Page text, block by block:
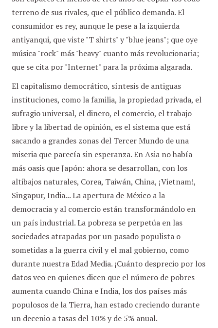
terreno de sus rivales, que el público demanda. El
consumidor es rey, aunque le pese a la izquierda
antiyanqui, que viste "T shirts" y "blue jeans"; que oye
música "rock" más "heavy" cuanto más revolucionaria;
que se cita por "Internet" para la próxima algarada.
El capitalismo democrático, síntesis de antiguas
instituciones, como la familia, la propiedad privada, el
sufragio universal, el dinero, el comercio, el trabajo
libre y la libertad de opinión, es el sistema que está
sacando a grandes zonas del Tercer Mundo de una
miseria que parecía sin esperanza. En Asia no había
más oasis que Japón: ahora se desarrollan, con los
altibajos naturales, Corea, Taiwán, China, ¡Vietnam!,
Singapur, India... La apertura de México a la
democracia y al comercio están transformándolo en
un país industrial. La pobreza se perpetúa en las
sociedades atrapadas por un pasado populista o
sometidas a la guerra civil y el mal gobierno, como
durante nuestra Edad Media. ¡Cuánto desprecio por los
datos veo en quienes dicen que el número de pobres
aumenta cuando China e India, los dos países más
populosos de la Tierra, han estado creciendo durante
un decenio a tasas del 10% y de 5% anual.